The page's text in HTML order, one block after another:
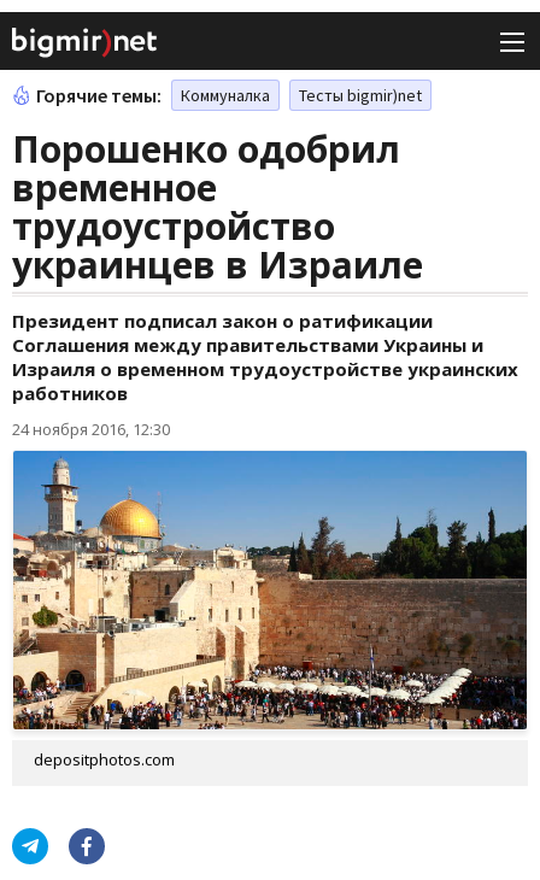
Горячие темы: Коммуналка Тесты bigmir)net
Порошенко одобрил
временное
трудоустройство
украинцев в Израиле
Президент подписал закон о ратификации
Соглашения между правительствами Украины и
Израиля о временном трудоустройстве украинских
работников
24 ноября 2016, 12:30
depositphotos.com